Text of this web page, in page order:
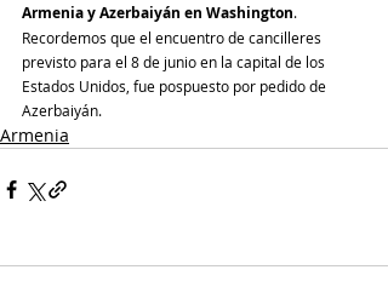
Armenia y Azerbaiyán en Washington.
Recordemos que el encuentro de cancilleres
previsto para el 8 de junio en la capital de los
Estados Unidos, fue pospuesto por pedido de
Azerbaiyán.
Armenia